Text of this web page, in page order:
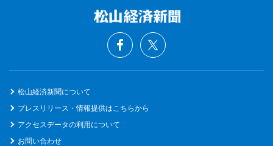
松山経済新聞について
プレスリリース・情報提供はこちらから
アクセスデータの利用について
お問い合わせ